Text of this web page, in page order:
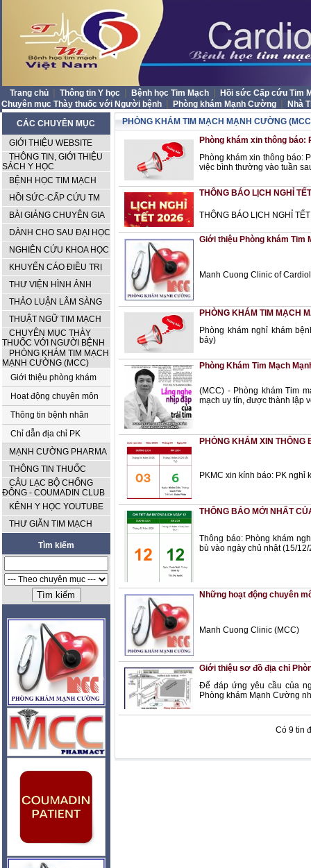
Trang chủ Thông tin Y học Bệnh học Tim Mạch
Hồi sức Cấp cứu Tim
Chuyên mục Thày thuốc với Người bệnh
Phòng khám Mạnh Cường
Nhà
CÁC CHUYÊN MỤC
GIỚI THIỆU WEBSITE
THÔNG TIN, GIỚI THIỆU
SÁCH Y HỌC
BỆNH HỌC TIM MẠCH
HỒI SỨC-CẤP CỨU TM
BÀI GIẢNG CHUYÊN GIA
DÀNH CHO SAU ĐẠI HỌC
NGHIÊN CỨU KHOA HỌC
KHUYẾN CÁO ĐIỀU TRỊ
THƯ VIỆN HÌNH ẢNH
THẢO LUẬN LÂM SÀNG
THUẬT NGỮ TIM MẠCH
CHUYÊN MỤC THÀY
THUỐC VỚI NGƯỜI BỆNH
PHÒNG KHÁM TIM MẠCH
MẠNH CƯỜNG (MCC)
Giới thiệu phòng khám
Hoạt động chuyên môn
Thông tin bệnh nhân
Chỉ dẫn địa chỉ PK
MẠNH CƯỜNG PHARMA
THÔNG TIN THUỐC
CÂU LẠC BỘ CHỐNG
ĐÔNG - COUMADIN CLUB
KÊNH Y HỌC YOUTUBE
THƯ GIÃN TIM MẠCH
Tìm kiếm
PHÒNG KHÁM TIM MẠCH MẠNH CƯỜNG
Phòng khám xin thông báo:
Phòng khám xin thông báo:
việc bình thường vào tuần
THÔNG BÁO LỊCH NGHỈ
THÔNG BÁO LỊCH NGHỈ
Giới thiệu Phòng khám Tim
Manh Cuong Clinic of
PHÒNG KHÁM TIM MẠCH
Phòng khám nghỉ khám
bảy)
Phòng Khám Tim Mạch
(MCC) - Phòng khám Tim
mạch uy tín, được thành lập
PHÒNG KHÁM XIN
PKMC xin kính báo: PK nghỉ
THÔNG BÁO MỚI NHẤT
Thông báo: Phòng khám
bù vào ngày chủ nhật (15/
Những hoạt động chuyên
Manh Cuong Clinic (MCC)
Giới thiệu sơ đồ địa chỉ
Để đáp ứng yêu cầu của
Phòng khám Mạnh Cường
Có 9 tin